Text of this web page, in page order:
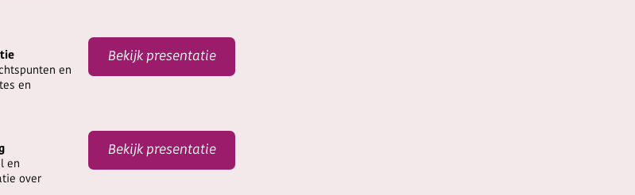
en
en
Bekijk presentatie
en
over
Bekijk presentatie